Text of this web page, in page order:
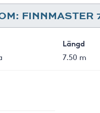
FINNMASTER
Längd
7.50 m